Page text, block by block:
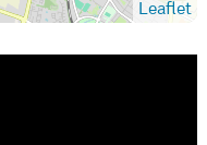
Leaflet